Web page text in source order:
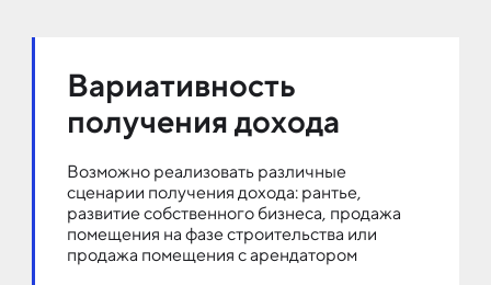
Вариативность
получения дохода
Возможно реализовать различные
сценарии получения дохода: рантье,
развитие собственного бизнеса, продажа
помещения на фазе строительства или
продажа помещения с арендатором